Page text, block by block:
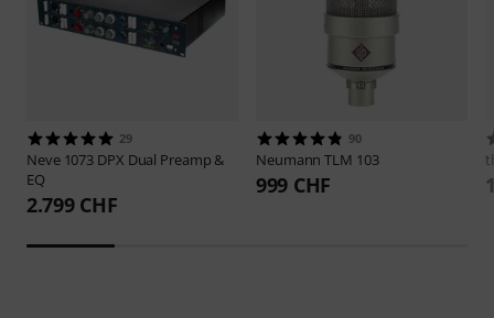
29
Neve 1073 DPX Dual Preamp &
EQ
2.799 CHF
90
NeumannTLM 103
999 CHF